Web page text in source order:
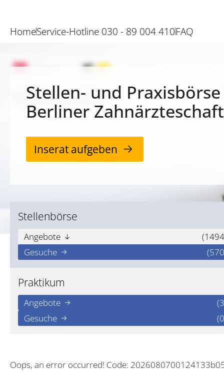
HomeService-Hotline 030 - 89 004 410FAQ
Stellen- und
Berliner Zahnärzteschaft
Inserat aufgeben
Stellenbörse
Angebote
Gesuche
Praktikum
Angebote
Gesuche
Oops, an error occurred! Code: